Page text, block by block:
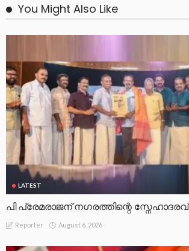
You Might Also Like
LATEST
പി പ്രേമരാജന് നഗരത്തിന്റെ സ്നേഹാദരവ്
Reporter August 6, 2026